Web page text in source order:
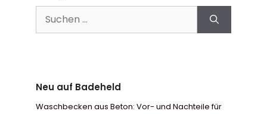
nach:
Neu auf Badeheld
Waschbecken aus Beton: Vor- und Nachteile für